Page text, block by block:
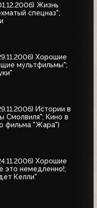
Жизнь
спецназ";
Хорошие
мультфильмы";
Истории в
Смолвиля"; Кино в
фильма "Жара")
Хорошие
это немедленно!;
Келли"